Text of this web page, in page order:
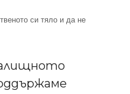
си тяло и да не